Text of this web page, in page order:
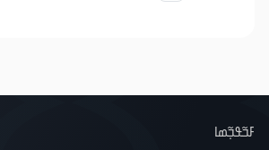
ߓߏ߬ߟߏ߲߬ߘߊ